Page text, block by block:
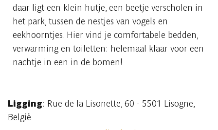
daar ligt een klein hutje, een beetje verscholen in
het park, tussen de nestjes van vogels en
eekhoorntjes. Hier vind je comfortabele bedden,
verwarming en toiletten: helemaal klaar voor een
nachtje in een in de bomen!
Ligging: Rue de la Lisonette, 60 - 5501 Lisogne,
België